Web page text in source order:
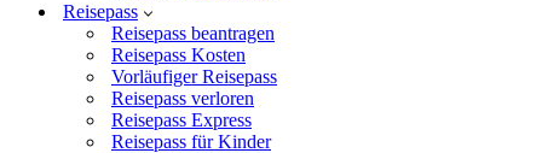
Reisepass
Reisepass beantragen
Reisepass Kosten
Vorläufiger Reisepass
Reisepass verloren
Reisepass Express
Reisepass für Kinder